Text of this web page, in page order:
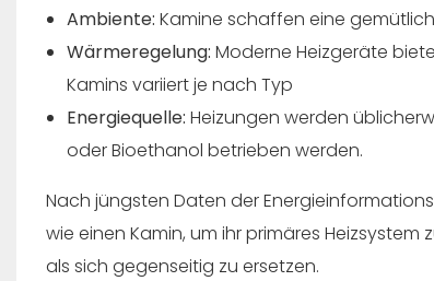
Ambiente:Kamine schaffen eine
Wärmeregelung:Moderne Heizgeräte
Kamins variiert je nach Typ
Energiequelle:Heizungen werden
oder Bioethanol betrieben werden.
Nach jüngsten Daten der
wie einen Kamin, um ihr primäres
als sich gegenseitig zu ersetzen.